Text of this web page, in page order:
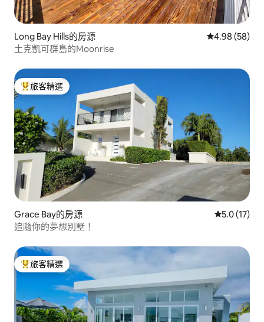
Long Bay Hills的房源 從 58 則評價
4.98 (58)
土克凱可群島的Moonrise
旅客精選榜首
旅客精選
Grace Bay的房源 從 17 則評
5.0 (17)
追隨你的夢想別墅！
旅客精選榜首
旅客精選